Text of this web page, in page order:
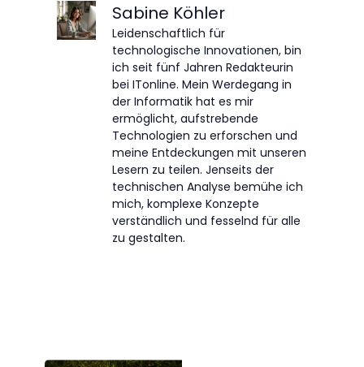
Sabine Köhler
Leidenschaftlich für
technologische Innovationen, bin
ich seit fünf Jahren Redakteurin
bei ITonline. Mein Werdegang in
der Informatik hat es mir
ermöglicht, aufstrebende
Technologien zu erforschen und
meine Entdeckungen mit unseren
Lesern zu teilen. Jenseits der
technischen Analyse bemühe ich
mich, komplexe Konzepte
verständlich und fesselnd für alle
zu gestalten.